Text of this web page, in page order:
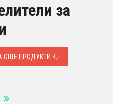
за
ОЩЕ ПРОДУКТИ